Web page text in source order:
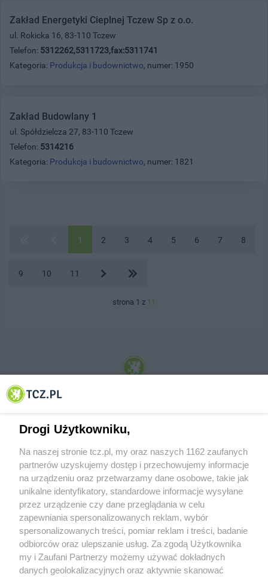
Zakład Energetyki Cieplnej Tczew Sp z o.o.
ul. Rokicka 16, 83-110 Tczew
Telefon: 5312262,5311723,fax:5311741
Kategoria: Produkcja i budownictwo, numer: 1950
Zakład Budowlany 1
ul. Spółdzielcza 27, 83-110 Tczew
Telefon: 5314216
Kategoria: Produkcja i budownictwo, numer: 1821
1 2 3 4 5 6 7 8
9 10 11
strona 1 z 11
© 2001-2026 Tczew - TCZ.PL Sp. z o.o. Internetowy Serwis Informacyjny Miasta
O FIRMIE POLITYKA PRYWATNOŚCI HOSTING
REKLAMA WSPÓŁPRACA RSS FACEBOOK KONTAKT
Nasze serwisy
Drogi Użytkowniku,
Na naszej stronie tcz.pl, my oraz naszych 1162 zaufanych
partnerów uzyskujemy dostęp i przechowujemy informacje
na urządzeniu oraz przetwarzamy dane osobowe, takie jak
unikalne identyfikatory, standardowe informacje wysyłane
przez urządzenie czy dane przeglądania w celu
zapewniania spersonalizowanych reklam, wybór
spersonalizowanych treści, pomiar reklam i treści, badanie
odbiorców oraz ulepszanie usług. Za zgodą Użytkownika
my i Zaufani Partnerzy możemy używać dokładnych
danych geolokalizacyjnych oraz aktywnie skanować